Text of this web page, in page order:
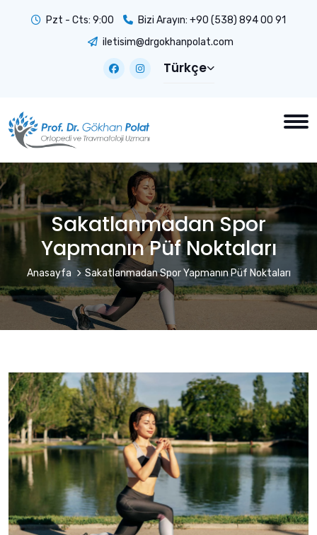
Pzt - Cts: 9:00 Bizi Arayın: +90 (538) 894 00 91
iletisim@drgokhanpolat.com
Türkçe
Sakatlanmadan Spor
Yapmanın Püf Noktaları
Anasayfa Sakatlanmadan Spor Yapmanın Püf Noktaları